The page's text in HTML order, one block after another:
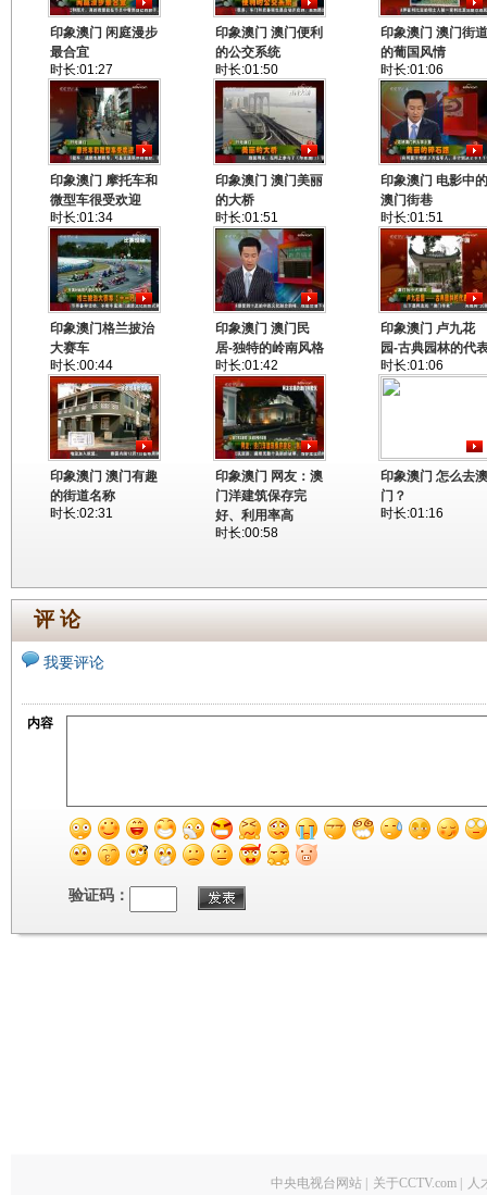
印象澳门 闲庭漫步
最合宜
时长:01:27
印象澳门 澳门便利
的公交系统
时长:01:50
印象澳门 澳门街道
的葡国风情
时长:01:06
印象澳门 摩托车和
微型车很受欢迎
时长:01:34
印象澳门 澳门美丽
的大桥
时长:01:51
印象澳门 电影中的
澳门街巷
时长:01:51
印象澳门格兰披治
大赛车
时长:00:44
印象澳门 澳门民
居-独特的岭南风格
时长:01:42
印象澳门 卢九花
园-古典园林的代
时长:01:06
印象澳门 澳门有趣
的街道名称
时长:02:31
印象澳门 网友：澳
门洋建筑保存完
好、利用率高
时长:00:58
印象澳门 怎么去澳
门？
时长:01:16
评 论
我要评论
内容
验证码：
中央电视台网站 关于CCTV.com 人